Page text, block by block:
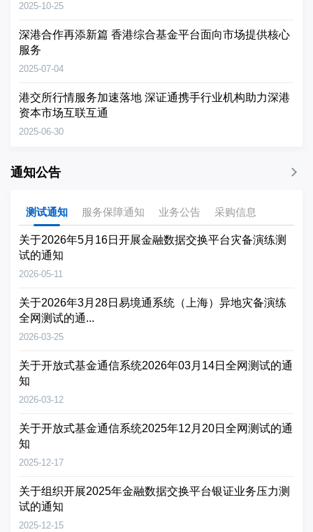
2025-10-25
深港合作再添新篇 香港综合基金平台面向市场提供核心
服务
2025-07-04
港交所行情服务加速落地 深证通携手行业机构助力深港
资本市场互联互通
2025-06-30
通知公告
测试通知 服务保障通知 业务公告 采购信息
关于2026年5月16日开展金融数据交换平台灾备演练测
试的通知
2026-05-11
关于2026年3月28日易境通系统（上海）异地灾备演练
全网测试的通...
2026-03-25
关于开放式基金通信系统2026年03月14日全网测试的通
知
2026-03-12
关于开放式基金通信系统2025年12月20日全网测试的通
知
2025-12-17
关于组织开展2025年金融数据交换平台银证业务压力测
试的通知
2025-12-15